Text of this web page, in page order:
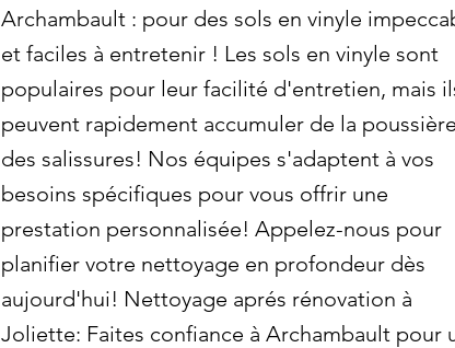
Archambault : pour des sols en vinyle
et faciles à entretenir ! Les sols en vinyle sont
populaires pour leur facilité d'entretien, mais
peuvent rapidement accumuler de la
des salissures! Nos équipes s'adaptent à vos
besoins spécifiques pour vous offrir une
prestation personnalisée! Appelez-nous pour
planifier votre nettoyage en profondeur dès
aujourd'hui! Nettoyage aprés rénovation à
Joliette: Faites confiance à Archambault pour